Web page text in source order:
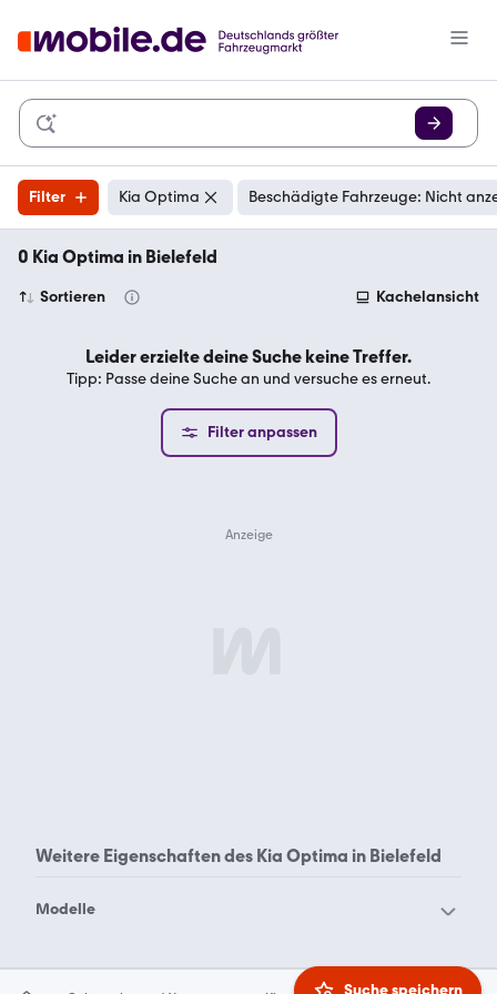
Filter Kia Optima Beschädigte Fahrzeuge: Nicht
0 Kia Optima in Bielefeld
Sortieren Kachelansicht
Leider erzielte deine Suche keine Treffer.
Tipp: Passe deine Suche an und versuche es erneut.
Filter anpassen
Suche speichern
Weitere Eigenschaften des Kia Optima in Bielefeld
Modelle
Kia cee'd Sportswagon